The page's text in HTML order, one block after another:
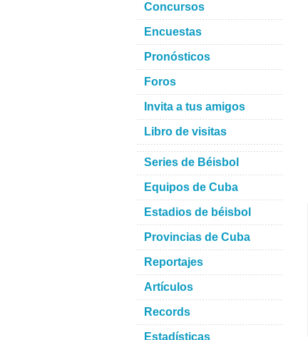
Concursos
Encuestas
Pronósticos
Foros
Invita a tus amigos
Libro de visitas
Series de Béisbol
Equipos de Cuba
Estadios de béisbol
Provincias de Cuba
Reportajes
Artículos
Records
Estadísticas